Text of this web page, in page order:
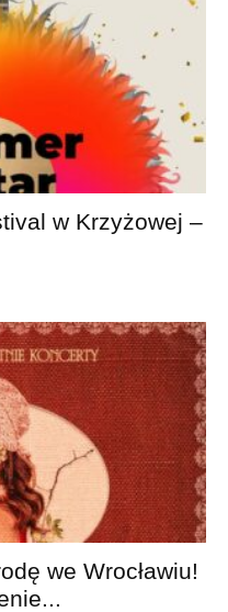
w Krzyżowej –
we Wrocławiu!